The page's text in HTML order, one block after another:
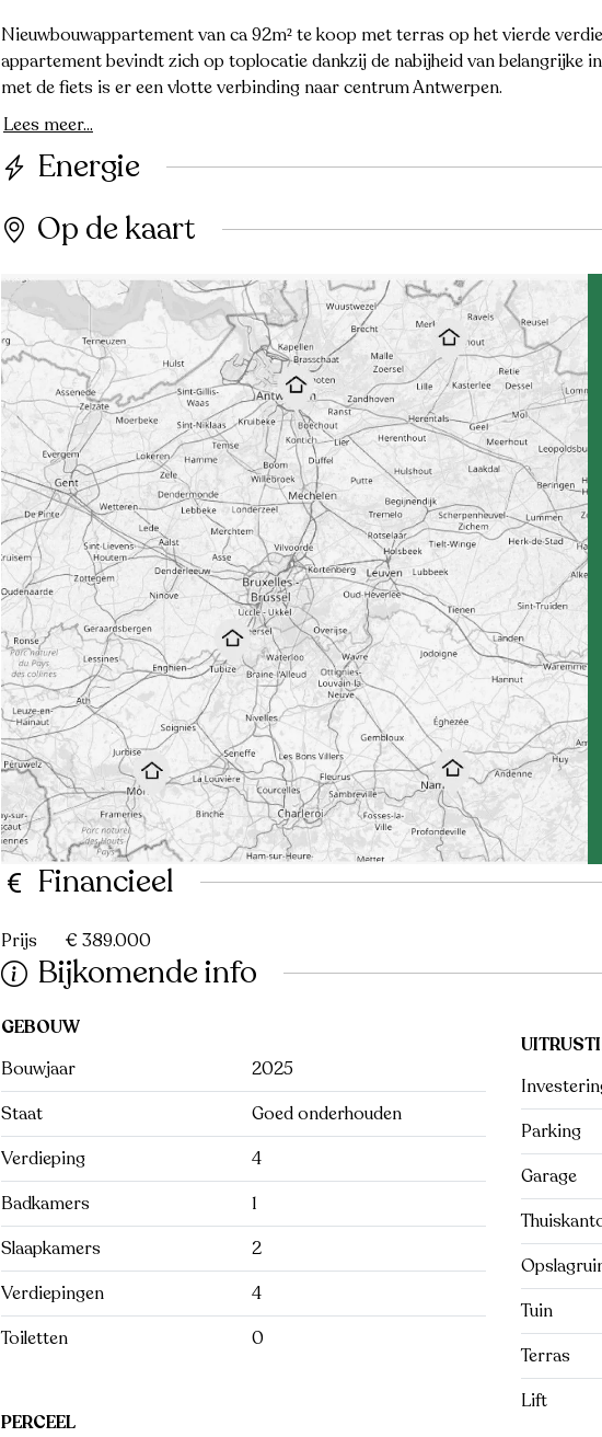
Nieuwbouwappartement van ca 92m² te koop met terras op het vierde
appartement bevindt zich op toplocatie dankzij de nabijheid van belangrijke
met de fiets is er een vlotte verbinding naar centrum Antwerpen.
Lees meer...
Energie
Op de kaart
Financieel
Prijs € 389.000
Bijkomende info
GEBOUW
Bouwjaar
2025
Staat
Goed onderhouden
Verdieping
4
Badkamers
1
Slaapkamers
2
Verdiepingen
4
Toiletten
0
PERCEEL
Parking
Garage
Tuin
Terras
Lift